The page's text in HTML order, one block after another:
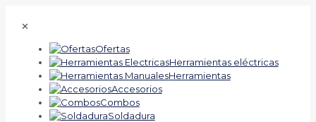
✕
Ofertas
Herramientas eléctricas
Herramientas
Accesorios
Combos
Soldadura